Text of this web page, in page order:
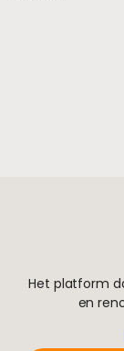
Het platform
en